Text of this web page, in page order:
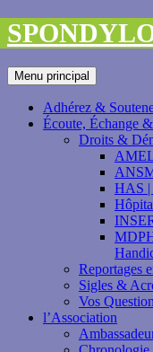
Aller
au
Recherche
Menu principal
Adhérez &
Écoute, Échange
Droits &
HAS |
Reportages
Sigles &
Vos
l’Association